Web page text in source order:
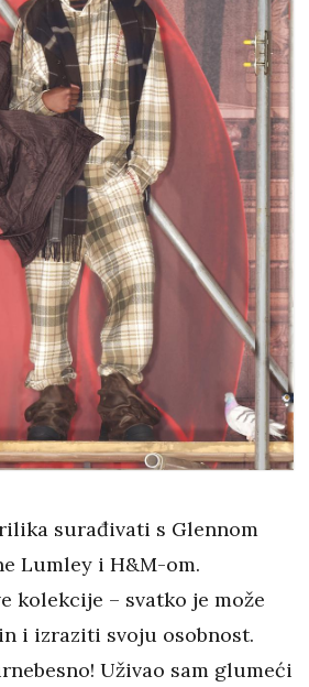
surađivati s Glennom
Lumley i H&M-om.
kolekcije – svatko je može
i izraziti svoju osobnost.
Uživao sam glumeći